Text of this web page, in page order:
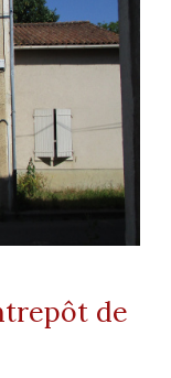
de